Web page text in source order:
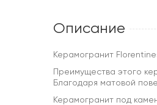
Описание
Керамогранит
Преимущества этого
Благодаря матовой
Керамогранит под